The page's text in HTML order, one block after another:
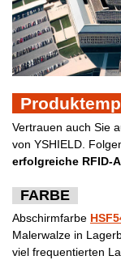
Vertrauen auch Sie
von YSHIELD.
erfolgreiche RFID-
FARBE
Abschirmfarbe
Malerwalze in
viel frequentierten